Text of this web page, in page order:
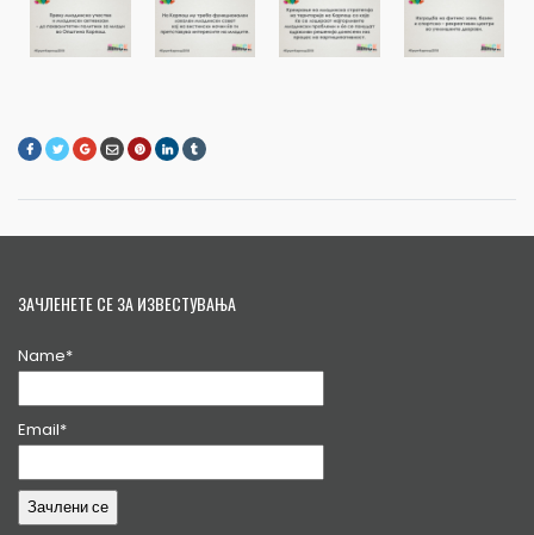
ЗАЧЛЕНЕТЕ СЕ ЗА ИЗВЕСТУВАЊА
Name*
Email*